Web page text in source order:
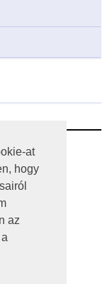
at
hogy
az